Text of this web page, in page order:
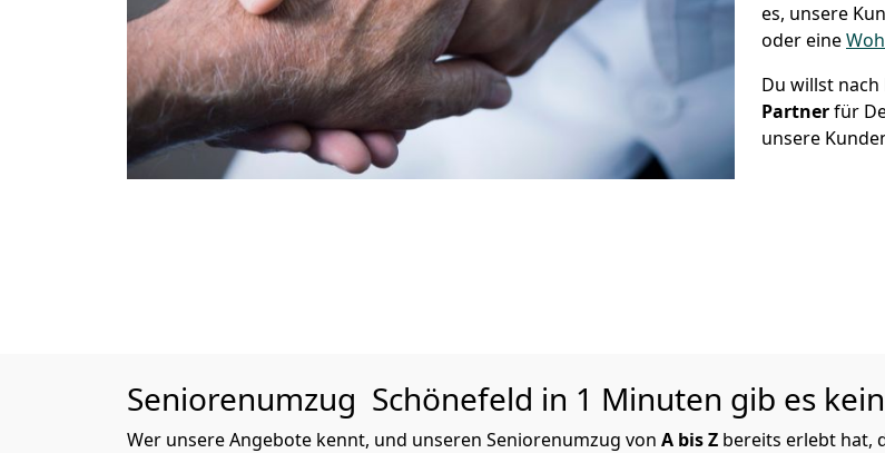
es, unsere
oder eine
Du willst
Partnerfür
unsere
Seniorenumzug Schönefeld in 1 Minuten gib es
Wer unsere Angebote kennt, und unseren Seniorenumzug von A bis Z bereits erlebt hat,